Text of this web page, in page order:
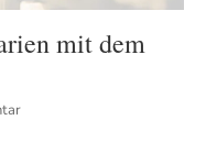
mit dem